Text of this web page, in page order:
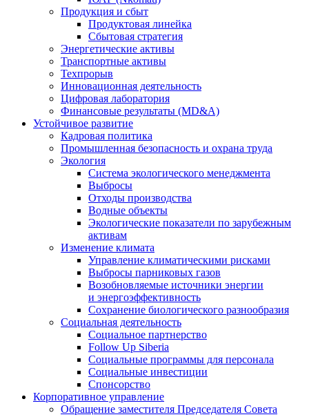
Продукция и сбыт
Продуктовая линейка
Сбытовая стратегия
Энергетические активы
Транспортные активы
Техпрорыв
Инновационная деятельность
Цифровая лаборатория
Финансовые результаты (MD&A)
Устойчивое развитие
Кадровая политика
Промышленная безопасность и охрана труда
Экология
Система экологического менеджмента
Выбросы
Отходы производства
Водные объекты
Экологические показатели по зарубежным
активам
Изменение климата
Управление климатическими рисками
Выбросы парниковых газов
Возобновляемые источники энергии
и энергоэффективность
Сохранение биологического разнообразия
Социальная деятельность
Социальное партнерство
Follow Up Siberia
Социальные программы для персонала
Социальные инвестиции
Спонсорство
Корпоративное управление
Обращение заместителя Председателя Совета